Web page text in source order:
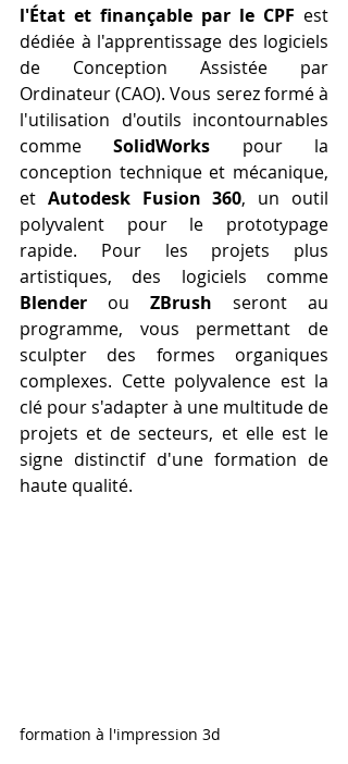
l'État et finançable par le CPF est
dédiée à l'apprentissage des logiciels
de Conception Assistée par
Ordinateur (CAO). Vous serez formé à
l'utilisation d'outils incontournables
comme SolidWorks pour la
conception technique et mécanique,
et Autodesk Fusion 360, un outil
polyvalent pour le prototypage
rapide. Pour les projets plus
Blender ou ZBrush seront au
programme, vous permettant de
sculpter des formes organiques
complexes. Cette polyvalence est la
clé pour s'adapter à une multitude de
projets et de secteurs, et elle est le
signe distinctif d'une formation de
haute qualité.
formation à l'impression 3d